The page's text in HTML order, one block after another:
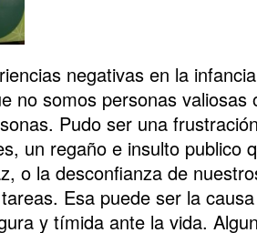
negativas en la
no somos personas valiosas
Pudo ser una
un regaño e insulto publico
o la desconfianza de
Esa puede ser la
y tímida ante la vida.